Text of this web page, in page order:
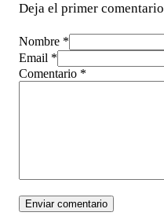
Deja el primer comentario
Nombre *
Email *
Comentario *